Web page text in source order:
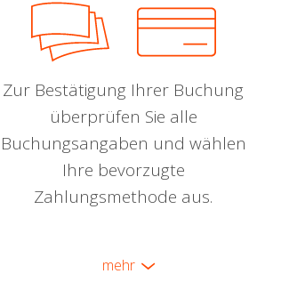
Zur Bestätigung Ihrer Buchung
überprüfen Sie alle
Buchungsangaben und wählen
Ihre bevorzugte
Zahlungsmethode aus.
mehr